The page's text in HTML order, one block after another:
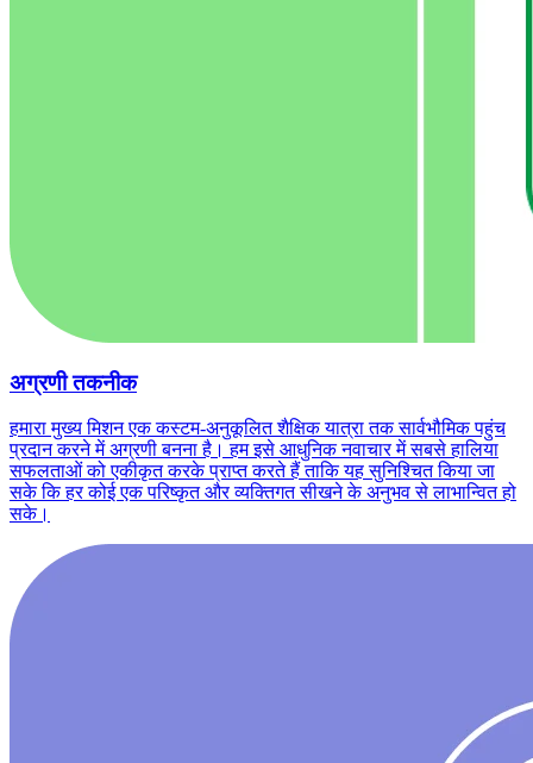
अग्रणी तकनीक
हमारा मुख्य मिशन एक कस्टम-अनुकूलित शैक्षिक यात्रा तक सार्वभौमिक पहुंच
प्रदान करने में अग्रणी बनना है। हम इसे आधुनिक नवाचार में सबसे हालिया
सफलताओं को एकीकृत करके प्राप्त करते हैं ताकि यह सुनिश्चित किया जा
सके कि हर कोई एक परिष्कृत और व्यक्तिगत सीखने के अनुभव से लाभान्वित हो
सके।